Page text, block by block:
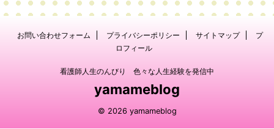
お問い合わせフォーム プライバシーポリシー サイトマップ
プ
ロフィール
看護師人生のんびり 色々な人生経験を発信中
yamameblog
© 2026 yamameblog